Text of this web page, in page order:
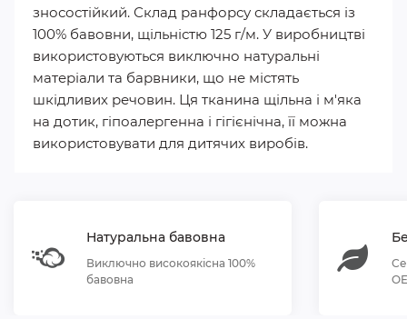
зносостійкий. Склад ранфорсу складається із
100% бавовни, щільністю 125 г/м. У виробництві
використовуються виключно натуральні
матеріали та барвники, що не містять
шкідливих речовин. Ця тканина щільна і м'яка
на дотик, гіпоалергенна і гігієнічна, її можна
використовувати для дитячих виробів.
Натуральна бавовна
Виключно високоякісна 100%
бавовна